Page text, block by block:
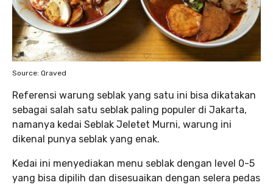
Source: Qraved
Referensi warung seblak yang satu ini bisa dikatakan
sebagai salah satu seblak paling populer di Jakarta,
namanya kedai Seblak Jeletet Murni, warung ini
dikenal punya seblak yang enak.
Kedai ini menyediakan menu seblak dengan level 0-5
yang bisa dipilih dan disesuaikan dengan selera pedas